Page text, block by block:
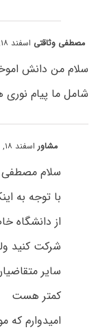
مصطفی وثاقتی اسفند ۱۸, ۱۳۹۴ at ۸:۳۶ ب٫ظ
سلام من دانش
شامل ما پیام
مشاوراسفند ۱۸, ۱۳۹۴ at ۱۰:۴۷ ب٫ظ
سلام مصطفی
با توجه به
از دانشگاه
شرکت کنید
سایر
کمتر هست
امیدوارم که